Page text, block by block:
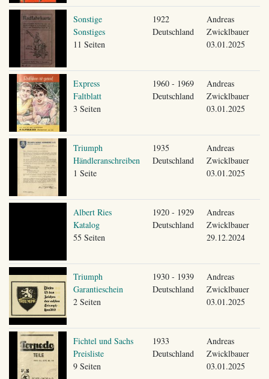
Sonstige
Sonstiges
11 Seiten
1922
Deutschland
Andreas
Zwicklbauer
03.01.2025
Express
Faltblatt
3 Seiten
1960 - 1969
Deutschland
Andreas
Zwicklbauer
03.01.2025
Triumph
Händleranschreiben
1 Seite
1935
Deutschland
Andreas
Zwicklbauer
03.01.2025
Albert Ries
Katalog
55 Seiten
1920 - 1929
Deutschland
Andreas
Zwicklbauer
29.12.2024
Triumph
Garantieschein
2 Seiten
1930 - 1939
Deutschland
Andreas
Zwicklbauer
03.01.2025
Fichtel und Sachs
Preisliste
9 Seiten
1933
Deutschland
Andreas
Zwicklbauer
03.01.2025